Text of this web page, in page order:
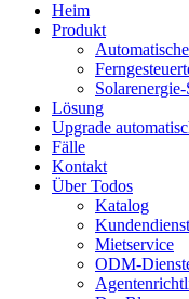
Heim
Produkt
Lösung​
Upgrade
Fälle
Kontakt
Über Todos
Katalog
Kundendienst
Mietservice
ODM-